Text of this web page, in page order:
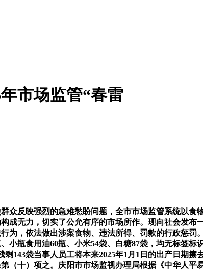
市场监管“春雷
反映强烈的急难愁盼问题，全市市场监管系统以食
成无力，切实了公允有序的市场所作。现向社会发布
为，依法做出涉案食物、违法所得、罚款的行政惩罚
小瓶食用油60瓶、小米54袋、白糖87袋，均无标签
剩143袋当事人员工将本来2025年1月1日的出产日期
（十）项之。庆阳市市场监视办理局根据《中华人